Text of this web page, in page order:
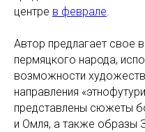
центре в феврале
Автор предлагает свое
пермяцкого народа,
возможности
направления
представлены сюжеты
и Омӧля, а также образы